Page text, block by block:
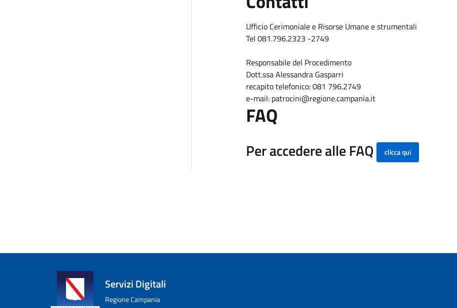
Ufficio Cerimoniale e Risorse Umane e strumentali
Tel 081.796.2323 -2749
Responsabile del Procedimento
Dott.ssa Alessandra Gasparri
recapito telefonico: 081 796.2749
e-mail: patrocini@regione.campania.it
FAQ
Per accedere alle FAQ clicca qui
Servizi Digitali
Regione Campania